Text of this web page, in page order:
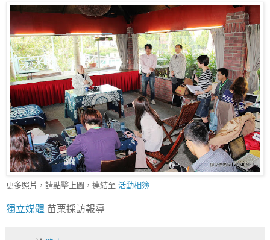
更多照片，請點擊上圖，連結至 活動相簿
獨立媒體 苗栗採訪報導